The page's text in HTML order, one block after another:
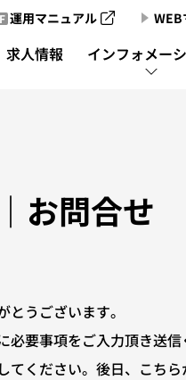
運用マニュアル WEB
製
求人情報 インフォメー
製造業ポータルの掲載お
お問合せ
とうございます。
要事項をご入力頂き送信
ください。後日、こちら